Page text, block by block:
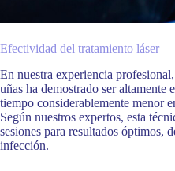
Efectividad del tratamiento láser
En nuestra experiencia
uñas ha demostrado ser
tiempo considerablemente menor
Según nuestros expertos, esta
sesiones para resultados óptimos,
infección.